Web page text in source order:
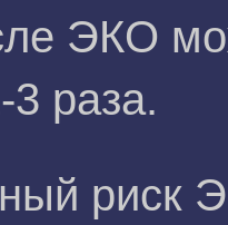
ЭКО
раза.